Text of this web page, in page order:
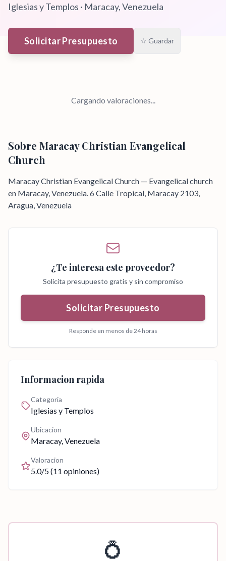
Iglesias y Templos · Maracay, Venezuela
Solicitar Presupuesto ☆ Guardar
Cargando valoraciones...
Sobre Maracay Christian Evangelical
Church
Maracay Christian Evangelical Church — Evangelical church
en Maracay, Venezuela. 6 Calle Tropical, Maracay 2103,
Aragua, Venezuela
¿Te interesa este proveedor?
Solicita presupuesto gratis y sin compromiso
Solicitar Presupuesto
Responde en menos de 24 horas
Informacion rapida
Categoria
Iglesias y Templos
Ubicacion
Maracay, Venezuela
Valoracion
5.0/5 (11 opiniones)
💍